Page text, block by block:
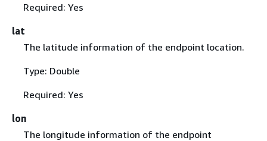
Required: Yes
lat
The latitude information of the endpoint location.
Type: Double
Required: Yes
lon
The longitude information of the endpoint